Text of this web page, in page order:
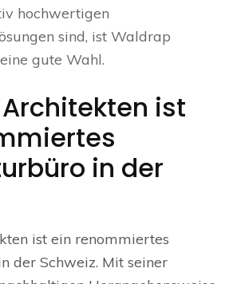
hochwertigen
sind, ist Waldrap
gute Wahl.
ist
in der
ist ein renommiertes
der Schweiz. Mit seiner